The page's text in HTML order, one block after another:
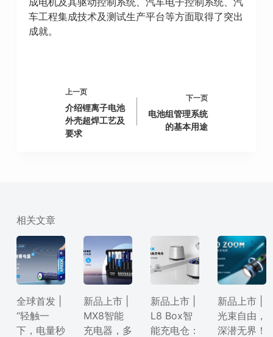
车工程集成技术及测试生产平台等方面取得了突出
成就。
上一页
介绍锂离子电池
外壳超焊工艺及
要求
下一页
电池组管理系统
的基本用途
相关文章
全球首发 |
“轻触一
下，电量秒
新品上市 |
MX8智能
充电器，多
新品上市 |
L8 Box智
能充电仓：
新品上市 |
光束自由，
深潜无界！